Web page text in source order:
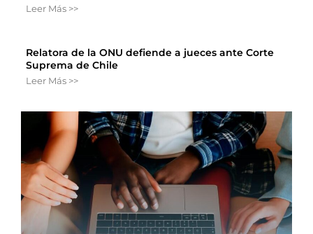
Leer Más >>
Relatora de la ONU defiende a jueces ante Corte
Suprema de Chile
Leer Más >>